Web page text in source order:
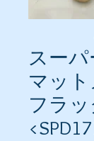
スー
マッ
フラ